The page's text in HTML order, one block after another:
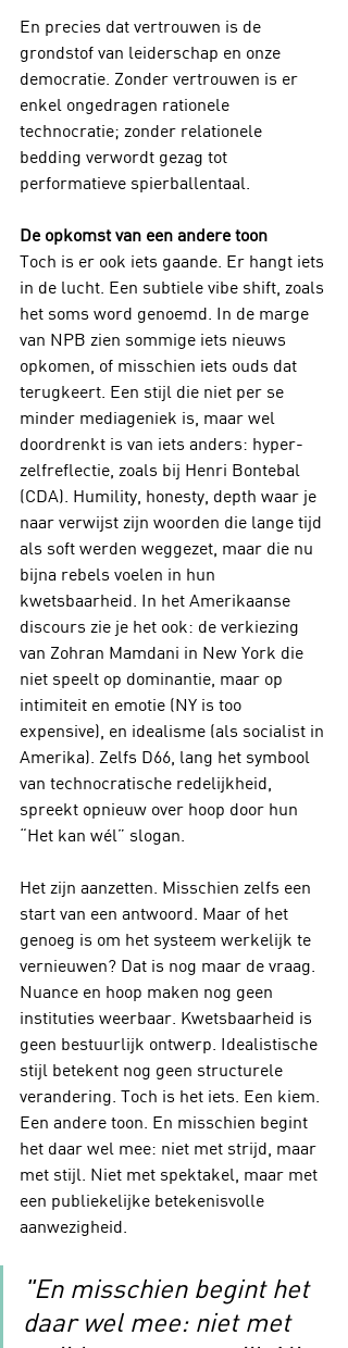
En precies dat vertrouwen is de
grondstof van leiderschap en onze
democratie. Zonder vertrouwen is er
enkel ongedragen rationele
technocratie; zonder relationele
bedding verwordt gezag tot
performatieve spierballentaal.
De opkomst van een andere toon
Toch is er ook iets gaande. Er hangt iets
in de lucht. Een subtiele vibe shift, zoals
het soms word genoemd. In de marge
van NPB zien sommige iets nieuws
opkomen, of misschien iets ouds dat
terugkeert. Een stijl die niet per se
minder mediageniek is, maar wel
doordrenkt is van iets anders: hyper-
zelfreflectie, zoals bij Henri Bontebal
(CDA). Humility, honesty, depth waar je
naar verwijst zijn woorden die lange tijd
als soft werden weggezet, maar die nu
bijna rebels voelen in hun
kwetsbaarheid. In het Amerikaanse
discours zie je het ook: de verkiezing
van Zohran Mamdani in New York die
niet speelt op dominantie, maar op
intimiteit en emotie (NY is too
expensive), en idealisme (als socialist in
Amerika). Zelfs D66, lang het symbool
van technocratische redelijkheid,
spreekt opnieuw over hoop door hun
“Het kan wél” slogan.
Het zijn aanzetten. Misschien zelfs een
start van een antwoord. Maar of het
genoeg is om het systeem werkelijk te
vernieuwen? Dat is nog maar de vraag.
Nuance en hoop maken nog geen
instituties weerbaar. Kwetsbaarheid is
geen bestuurlijk ontwerp. Idealistische
stijl betekent nog geen structurele
verandering. Toch is het iets. Een kiem.
Een andere toon. En misschien begint
het daar wel mee: niet met strijd, maar
met stijl. Niet met spektakel, maar met
een publiekelijke betekenisvolle
aanwezigheid.
"En misschien begint het
daar wel mee: niet met